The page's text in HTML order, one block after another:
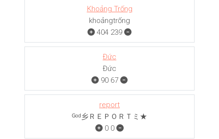
Khoảng Trống
khoảngㅤㅤㅤtrống
404 239
Đức
Đức
90 67
report
ᴳᵒᵈ乡ＲＥＰＯＲＴミ★
0 0